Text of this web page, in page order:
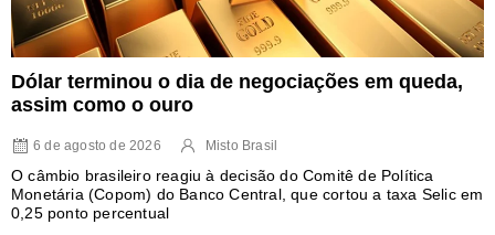
Dólar terminou o dia de negociações em queda,
assim como o ouro
6 de agosto de 2026 Misto Brasil
O câmbio brasileiro reagiu à decisão do Comitê de Política
Monetária (Copom) do Banco Central, que cortou a taxa Selic em
0,25 ponto percentual